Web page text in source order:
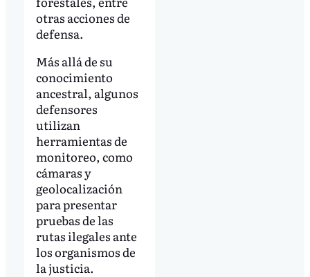
otras acciones de
defensa.
Más allá de su
conocimiento
ancestral, algunos
defensores
utilizan
herramientas de
monitoreo, como
cámaras y
geolocalización
para presentar
pruebas de las
rutas ilegales ante
los organismos de
la justicia.